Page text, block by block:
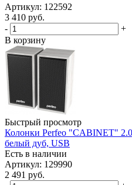
Артикул: 122592
3 410 руб.
-
+
В корзину
Быстрый просмотр
Колонки Perfeo "CABINET"
белый дуб, USB
Есть в наличии
Артикул: 129990
2 491 руб.